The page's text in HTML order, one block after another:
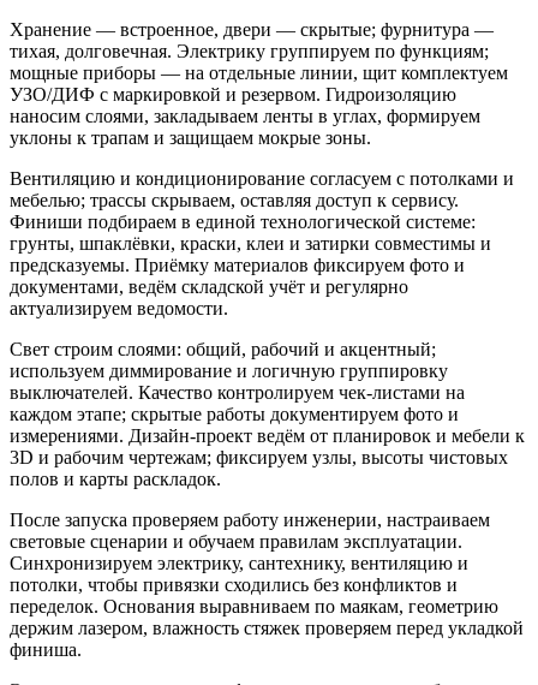
Хранение — встроенное, двери — скрытые; фурнитура —
тихая, долговечная. Электрику группируем по функциям;
мощные приборы — на отдельные линии, щит комплектуем
УЗО/ДИФ с маркировкой и резервом. Гидроизоляцию
наносим слоями, закладываем ленты в углах, формируем
уклоны к трапам и защищаем мокрые зоны.
Вентиляцию и кондиционирование согласуем с потолками и
мебелью; трассы скрываем, оставляя доступ к сервису.
Финиши подбираем в единой технологической системе:
грунты, шпаклёвки, краски, клеи и затирки совместимы и
предсказуемы. Приёмку материалов фиксируем фото и
документами, ведём складской учёт и регулярно
актуализируем ведомости.
Свет строим слоями: общий, рабочий и акцентный;
используем диммирование и логичную группировку
выключателей. Качество контролируем чек‑листами на
каждом этапе; скрытые работы документируем фото и
измерениями. Дизайн‑проект ведём от планировок и мебели к
3D и рабочим чертежам; фиксируем узлы, высоты чистовых
полов и карты раскладок.
После запуска проверяем работу инженерии, настраиваем
световые сценарии и обучаем правилам эксплуатации.
Синхронизируем электрику, сантехнику, вентиляцию и
потолки, чтобы привязки сходились без конфликтов и
переделок. Основания выравниваем по маякам, геометрию
держим лазером, влажность стяжек проверяем перед укладкой
финиша.